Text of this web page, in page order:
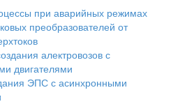
при аварийных режимах
преобразователей от
алектровозов с
двигателями
ЭПС с асинхронными